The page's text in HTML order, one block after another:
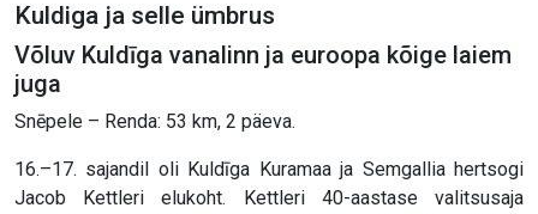
Kuldiga ja selle ümbrus
Võluv Kuldīga vanalinn ja euroopa kõige laiem
juga
Snēpele – Renda: 53 km, 2 päeva.
16.–17. sajandil oli Kuldīga Kuramaa ja Semgallia hertsogi
Jacob Kettleri elukoht. Kettleri 40-aastase valitsusaja